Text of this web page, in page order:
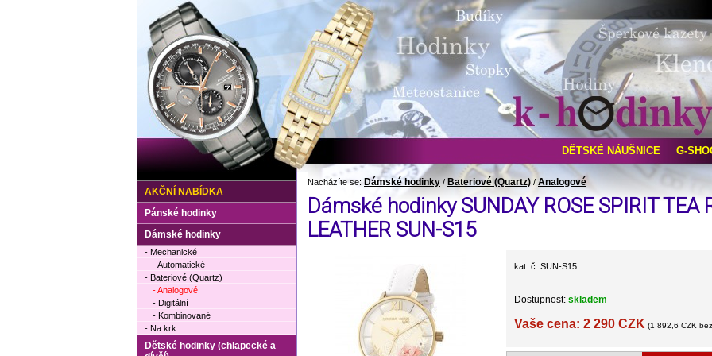
Nacházíte se: Dámské hodinky / Bateriové (Quartz) / Analogové
Dámské hodinky SUNDAY ROSE SPIRIT TEA
LEATHER SUN-S15
kat. č. SUN-S15
Dostupnost: skladem
Vaše cena: 2 290 CZK (1 892,6 CZK
AKČNÍ NABÍDKA
Pánské hodinky
Dámské hodinky
- Mechanické
- Automatické
- Bateriové (Quartz)
- Analogové
- Digitální
- Kombinované
- Na krk
Dětské hodinky (chlapecké a
DĚTSKÉ NÁUŠNICE G-